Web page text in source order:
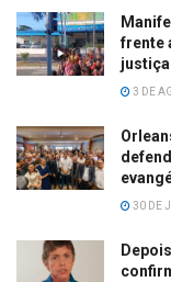
frente
3 DE
30 DE